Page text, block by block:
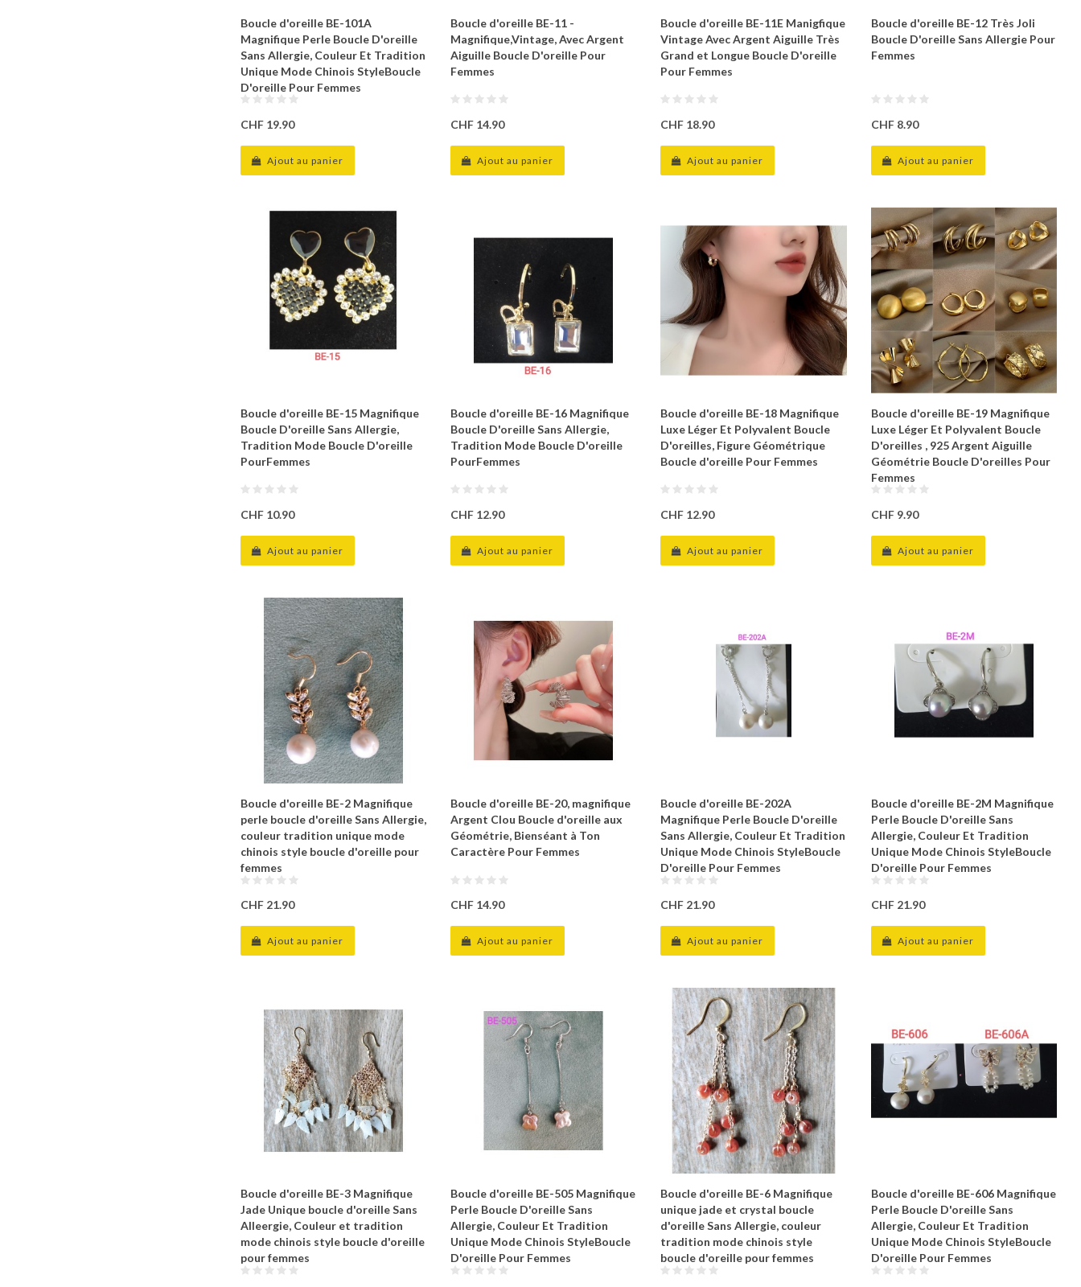
Boucle d'oreille BE-101A
Magnifique Perle Boucle D'oreille
Sans Allergie, Couleur Et Tradition
Unique Mode Chinois StyleBoucle
D'oreille Pour Femmes
CHF 19.90
Ajout au panier
Boucle d'oreille BE-11 -
Magnifique,Vintage, Avec Argent
Aiguille Boucle D'oreille Pour
Femmes
CHF 14.90
Ajout au panier
Boucle d'oreille BE-11E Manigfique
Vintage Avec Argent Aiguille Très
Grand et Longue Boucle D'oreille
Pour Femmes
CHF 18.90
Ajout au panier
Boucle d'oreille BE-12 Très Joli
Boucle D'oreille Sans Allergie Pour
Femmes
CHF 8.90
Ajout au panier
Boucle d'oreille BE-15 Magnifique
Boucle D'oreille Sans Allergie,
Tradition Mode Boucle D'oreille
PourFemmes
CHF 10.90
Ajout au panier
Boucle d'oreille BE-16 Magnifique
Boucle D'oreille Sans Allergie,
Tradition Mode Boucle D'oreille
PourFemmes
CHF 12.90
Ajout au panier
Boucle d'oreille BE-18 Magnifique
Luxe Léger Et Polyvalent Boucle
D'oreilles, Figure Géométrique
Boucle d'oreille Pour Femmes
CHF 12.90
Ajout au panier
Boucle d'oreille BE-19 Magnifique
Luxe Léger Et Polyvalent Boucle
D'oreilles , 925 Argent Aiguille
Géométrie Boucle D'oreilles Pour
Femmes
CHF 9.90
Ajout au panier
Boucle d'oreille BE-2 Magnifique
perle boucle d'oreille Sans Allergie,
couleur tradition unique mode
chinois style boucle d'oreille pour
femmes
CHF 21.90
Ajout au panier
Boucle d'oreille BE-20, magnifique
Argent Clou Boucle d'oreille aux
Géométrie, Bienséant à Ton
Caractère Pour Femmes
CHF 14.90
Ajout au panier
Boucle d'oreille BE-202A
Magnifique Perle Boucle D'oreille
Sans Allergie, Couleur Et Tradition
Unique Mode Chinois StyleBoucle
D'oreille Pour Femmes
CHF 21.90
Ajout au panier
Boucle d'oreille BE-2M Magnifique
Perle Boucle D'oreille Sans
Allergie, Couleur Et Tradition
Unique Mode Chinois StyleBoucle
D'oreille Pour Femmes
CHF 21.90
Ajout au panier
Boucle d'oreille BE-3 Magnifique
Jade Unique boucle d'oreille Sans
Alleergie, Couleur et tradition
mode chinois style boucle d'oreille
pour femmes
Boucle d'oreille BE-505 Magnifique
Perle Boucle D'oreille Sans
Allergie, Couleur Et Tradition
Unique Mode Chinois StyleBoucle
D'oreille Pour Femmes
Boucle d'oreille BE-6 Magnifique
unique jade et crystal boucle
d'oreille Sans Allergie, couleur
tradition mode chinois style
boucle d'oreille pour femmes
Boucle d'oreille BE-606 Magnifique
Perle Boucle D'oreille Sans
Allergie, Couleur Et Tradition
Unique Mode Chinois StyleBoucle
D'oreille Pour Femmes